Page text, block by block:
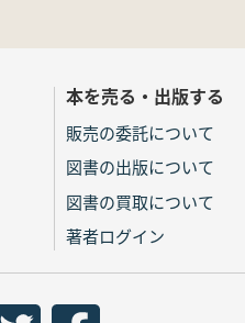
本を売る・出版する
販売の委託について
図書の出版について
図書の買取について
著者ログイン